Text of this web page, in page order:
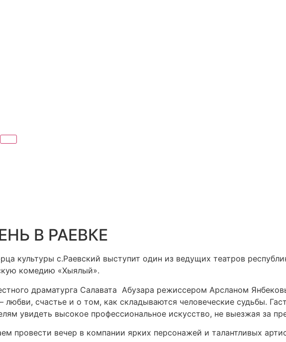
В РАЕВКЕ
культуры с.Раевский выступит один из ведущих театров
комедию «Хыялый».
драматурга Салавата Абузара режиссером Арсланом
любви, счастье и о том, как складываются человеческие судьбы.
увидеть высокое профессиональное искусство, не выезжая за
провести вечер в компании ярких персонажей и талантливых